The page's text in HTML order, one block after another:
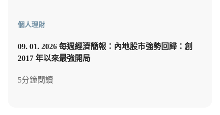
個人理財
09. 01. 2026 每週經濟簡報：內地股市強勢回歸：創
2017 年以來最強開局
5分鐘閱讀